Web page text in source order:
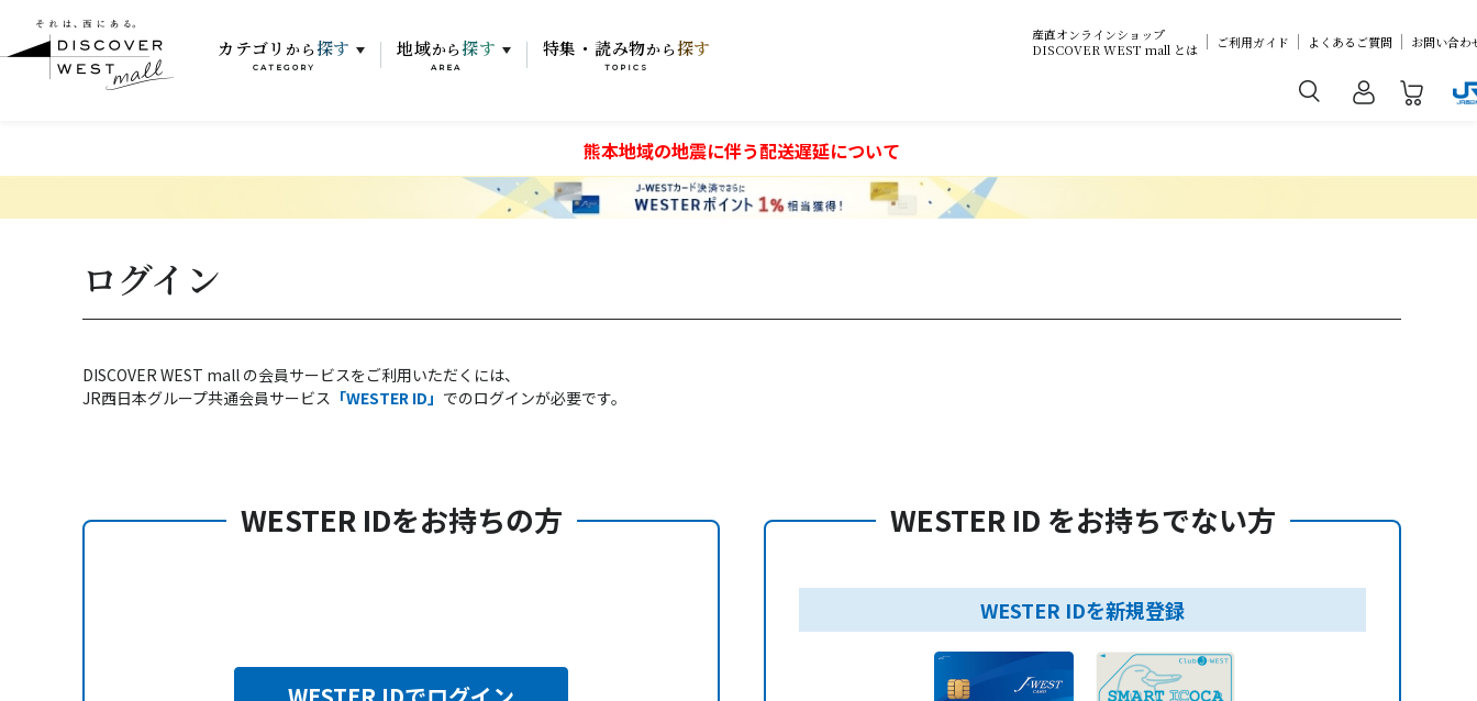
カテゴリ から 探す
CATEGORY
地域から 探す
AREA
特集・読み物から 探す
TOPICS
産直オンラインショップ
DISCOVER WEST mall とは
ご利用ガイド よくあるご質問 お問い合わ
熊本地域の地震に伴う配送遅延について
ログイン
DISCOVER WEST mall の会員サービスをご利用いただくには、
JR西日本グループ共通会員サービス 「WESTER ID」 でのログインが必要です。
WESTER IDをお持ちの方 WESTER ID をお持ちでない方
WESTER IDを新規登録